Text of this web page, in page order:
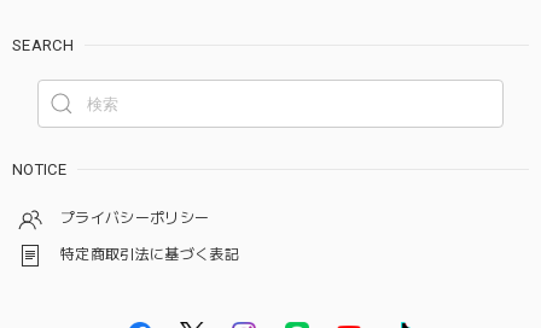
SEARCH
NOTICE
プライバシーポリシー
特定商取引法に基づく表記